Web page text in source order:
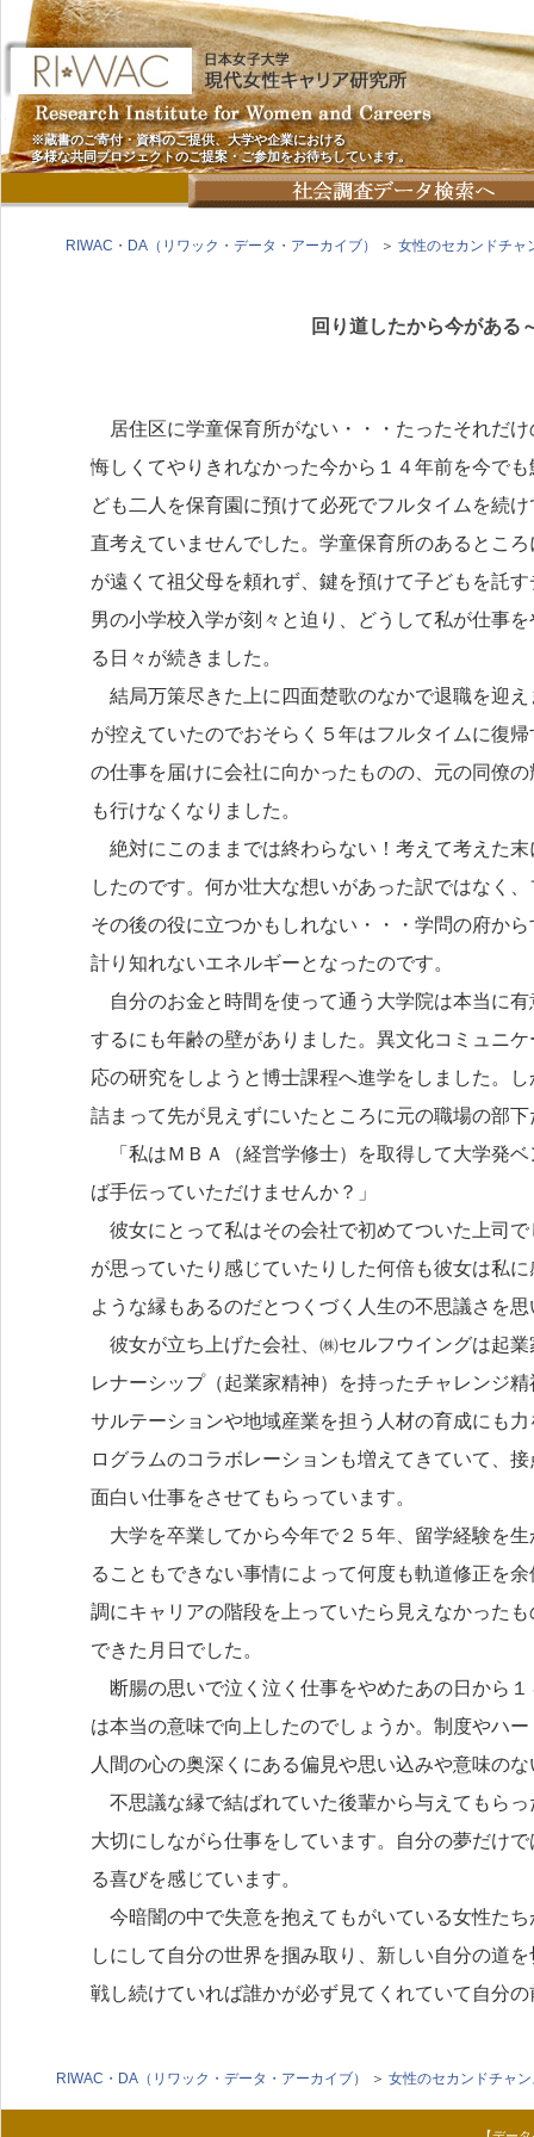
※蔵書のご寄付・資料のご提供、大学や企業における
多様な共同プロジェクトのご提案・ご参加をお待ちしています。
RIWAC・DA（リワック・データ・アーカイブ） ＞ 女性のセカンドチャ
回り道したから今がある
居住区に学童保育所がない・・・たったそれだ
悔しくてやりきれなかった今から１４年前を今で
ども二人を保育園に預けて必死でフルタイムを続
直考えていませんでした。学童保育所のあるとこ
が遠くて祖父母を頼れず、鍵を預けて子どもを託
男の小学校入学が刻々と迫り、どうして私が仕事
る日々が続きました。
結局万策尽きた上に四面楚歌のなかで退職を迎
が控えていたのでおそらく５年はフルタイムに復
の仕事を届けに会社に向かったものの、元の同僚
も行けなくなりました。
絶対にこのままでは終わらない！考えて考えた
したのです。何か壮大な想いがあった訳ではなく
その後の役に立つかもしれない・・・学問の府か
計り知れないエネルギーとなったのです。
自分のお金と時間を使って通う大学院は本当に
するにも年齢の壁がありました。異文化コミュニ
応の研究をしようと博士課程へ進学をしました。
詰まって先が見えずにいたところに元の職場の部
「私はＭＢＡ（経営学修士）を取得して大学発
ば手伝っていただけませんか？」
彼女にとって私はその会社で初めてついた上司
が思っていたり感じていたりした何倍も彼女は私
ような縁もあるのだとつくづく人生の不思議さを
彼女が立ち上げた会社、㈱セルフウイングは起
レナーシップ（起業家精神）を持ったチャレンジ
サルテーションや地域産業を担う人材の育成にも
ログラムのコラボレーションも増えてきていて、
面白い仕事をさせてもらっています。
大学を卒業してから今年で２５年、留学経験を
ることもできない事情によって何度も軌道修正を
調にキャリアの階段を上っていたら見えなかった
できた月日でした。
断腸の思いで泣く泣く仕事をやめたあの日から
は本当の意味で向上したのでしょうか。制度やハ
人間の心の奥深くにある偏見や思い込みや意味の
不思議な縁で結ばれていた後輩から与えてもら
大切にしながら仕事をしています。自分の夢だけ
る喜びを感じています。
今暗闇の中で失意を抱えてもがいている女性た
しにして自分の世界を掴み取り、新しい自分の道
戦し続けていれば誰かが必ず見てくれていて自分
RIWAC・DA（リワック・データ・アーカイブ） ＞ 女性のセカンドチャ